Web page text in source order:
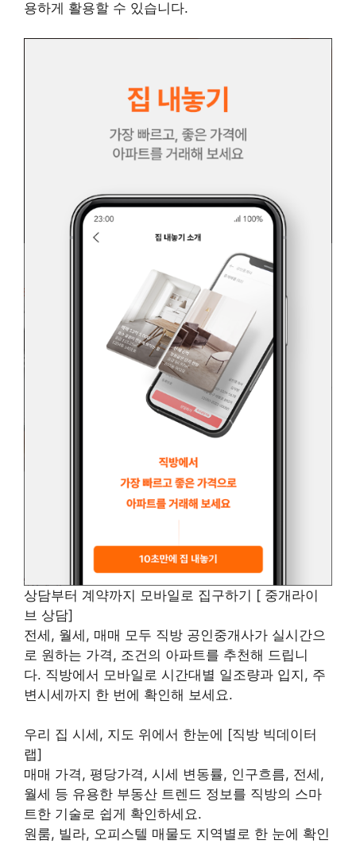
용하게 활용할 수 있습니다.
상담부터 계약까지 모바일로 집구하기 [ 중개라이
브 상담]
전세, 월세, 매매 모두 직방 공인중개사가 실시간으
로 원하는 가격, 조건의 아파트를 추천해 드립니
다. 직방에서 모바일로 시간대별 일조량과 입지, 주
변시세까지 한 번에 확인해 보세요.
우리 집 시세, 지도 위에서 한눈에 [직방 빅데이터
랩]
매매 가격, 평당가격, 시세 변동률, 인구흐름, 전세,
월세 등 유용한 부동산 트렌드 정보를 직방의 스마
트한 기술로 쉽게 확인하세요.
원룸, 빌라, 오피스텔 매물도 지역별로 한 눈에 확인